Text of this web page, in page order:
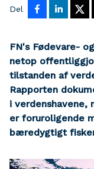
Del
FN's Fødevare-
netop
tilstanden af
Rapporten
i
er foruroligende
bæredygtigt